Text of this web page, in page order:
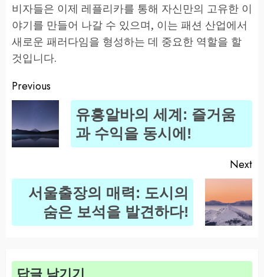
비자들은 이제 레플리카를 통해 자신만의 고유한 이
야기를 만들어 나갈 수 있으며, 이는 패션 산업에서
새로운 패러다임을 형성하는 데 중요한 역할을 할
것입니다.
Post
navigation
Previous
유흥알바의 세계: 즐거움
과 수익을 동시에!
Next
Next서울출장의 매력: 도시의
숨은 보석을 발견하다!
답글 남기기